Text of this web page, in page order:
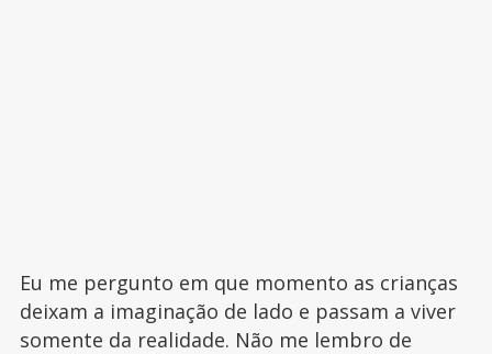
Eu me pergunto em que momento as crianças
deixam a imaginação de lado e passam a viver
somente da realidade. Não me lembro de